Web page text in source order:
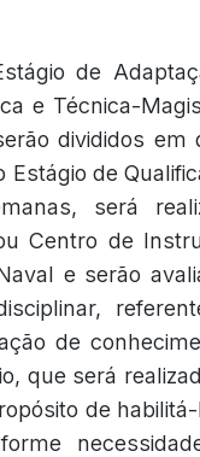
de
e Técnica-
divididos em
de
será
Centro de
e serão
de
que será
de